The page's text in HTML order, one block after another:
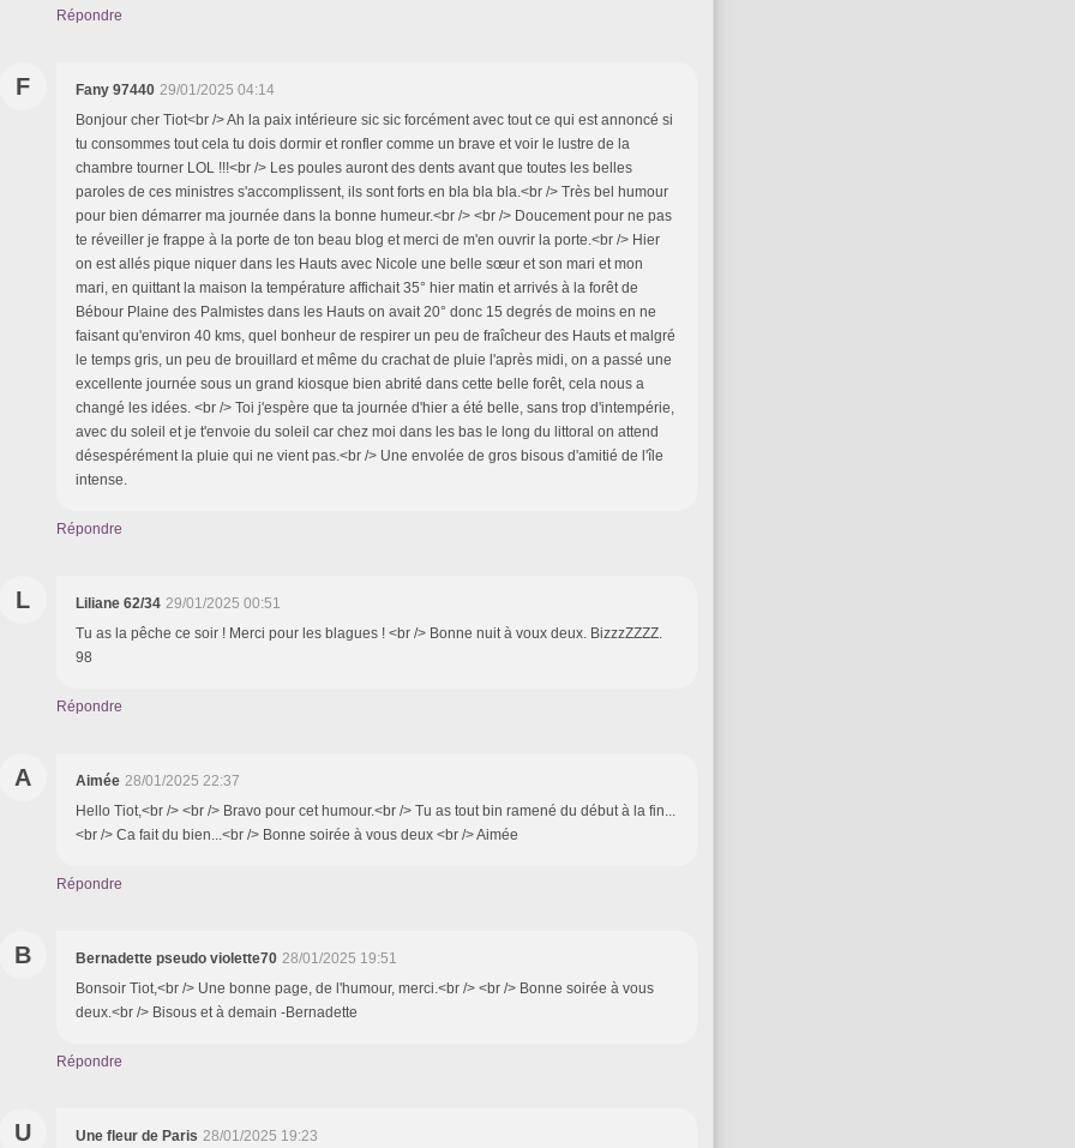
Répondre
F Fany 97440 29/01/2025 04:14
Bonjour cher Tiot<br /> Ah la paix intérieure sic sic forcément avec tout ce qui est annoncé si
tu consommes tout cela tu dois dormir et ronfler comme un brave et voir le lustre de la
chambre tourner LOL !!!<br /> Les poules auront des dents avant que toutes les belles
paroles de ces ministres s'accomplissent, ils sont forts en bla bla bla.<br /> Très bel humour
pour bien démarrer ma journée dans la bonne humeur.<br /> <br /> Doucement pour ne pas
te réveiller je frappe à la porte de ton beau blog et merci de m'en ouvrir la porte.<br /> Hier
on est allés pique niquer dans les Hauts avec Nicole une belle sœur et son mari et mon
mari, en quittant la maison la température affichait 35° hier matin et arrivés à la forêt de
Bébour Plaine des Palmistes dans les Hauts on avait 20° donc 15 degrés de moins en ne
faisant qu'environ 40 kms, quel bonheur de respirer un peu de fraîcheur des Hauts et malgré
le temps gris, un peu de brouillard et même du crachat de pluie l'après midi, on a passé une
excellente journée sous un grand kiosque bien abrité dans cette belle forêt, cela nous a
changé les idées. <br /> Toi j'espère que ta journée d'hier a été belle, sans trop d'intempérie,
avec du soleil et je t'envoie du soleil car chez moi dans les bas le long du littoral on attend
désespérément la pluie qui ne vient pas.<br /> Une envolée de gros bisous d'amitié de l'île
intense.
Répondre
L Liliane 62/34 29/01/2025 00:51
Tu as la pêche ce soir ! Merci pour les blagues ! <br /> Bonne nuit à voux deux. BizzzZZZZ.
98
Répondre
A Aimée 28/01/2025 22:37
Hello Tiot,<br /> <br /> Bravo pour cet humour.<br /> Tu as tout bin ramené du début à la fin...
<br /> Ca fait du bien...<br /> Bonne soirée à vous deux <br /> Aimée
Répondre
B Bernadette pseudo violette70 28/01/2025 19:51
Bonsoir Tiot,<br /> Une bonne page, de l'humour, merci.<br /> <br /> Bonne soirée à vous
deux.<br /> Bisous et à demain -Bernadette
Répondre
U Une fleur de Paris 28/01/2025 19:23